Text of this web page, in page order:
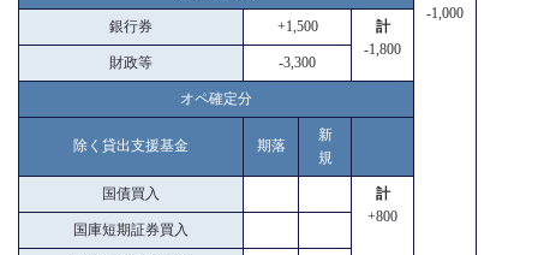
-1,000
銀行券 +1,500
計
-1,800
財政等 -3,300
オペ確定分
除く貸出支援基金 期落
新
規
国債買入
計
+800
国庫短期証券買入